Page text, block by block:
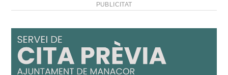
PUBLICITAT